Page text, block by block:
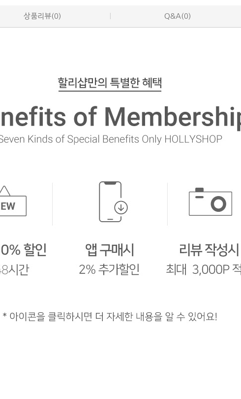
상품리뷰(0) Q&A(0)